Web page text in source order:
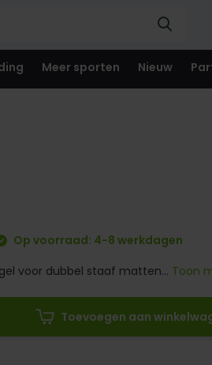
Meer sporten Nieuw
Op voorraad: 4-8 werkdagen
voor dubbel staaf matten... Toon
Toevoegen aan